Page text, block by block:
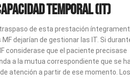
Temporal (IT)
de esta prestación
dejarían de gestionar las IT. Si
considerase que el paciente precisase
a la mutua correspondiente que se
atención a partir de ese momento. Los